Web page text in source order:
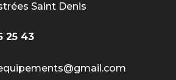
Saint Denis
25 43